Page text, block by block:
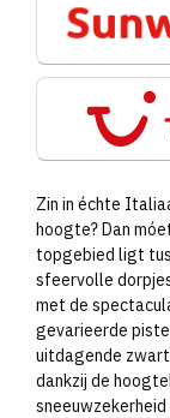
Zin in échte
hoogte? Dan
topgebied ligt
sfeervolle
met de
gevarieerde
uitdagende
dankzij de